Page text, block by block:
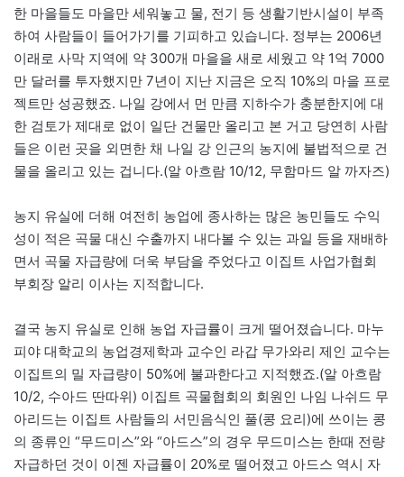
한 마을들도 마을만 세워놓고 물, 전기 등 생활기반시설이 부족
하여 사람들이 들어가기를 기피하고 있습니다. 정부는 2006년
이래로 사막 지역에 약 300개 마을을 새로 세웠고 약 1억 7000
만 달러를 투자했지만 7년이 지난 지금은 오직 10%의 마을 프로
젝트만 성공했죠. 나일 강에서 먼 만큼 지하수가 충분한지에 대
한 검토가 제대로 없이 일단 건물만 올리고 본 거고 당연히 사람
들은 이런 곳을 외면한 채 나일 강 인근의 농지에 불법적으로 건
물을 올리고 있는 겁니다.(알 아흐람 10/12, 무함마드 알 까자즈)
농지 유실에 더해 여전히 농업에 종사하는 많은 농민들도 수익
성이 적은 곡물 대신 수출까지 내다볼 수 있는 과일 등을 재배하
면서 곡물 자급량에 더욱 부담을 주었다고 이집트 사업가협회
부회장 알리 이사는 지적합니다.
결국 농지 유실로 인해 농업 자급률이 크게 떨어졌습니다. 마누
피야 대학교의 농업경제학과 교수인 라갑 무가와리 제인 교수는
이집트의 밀 자급량이 50%에 불과한다고 지적했죠.(알 아흐람
10/2, 수아드 딴따위) 이집트 곡물협회의 회원인 나임 나쉬드 무
아리드는 이집트 사람들의 서민음식인 풀(콩 요리)에 쓰이는 콩
의 종류인 “무드미스”와 “아드스”의 경우 무드미스는 한때 전량
자급하던 것이 이젠 자급률이 20%로 떨어졌고 아드스 역시 자